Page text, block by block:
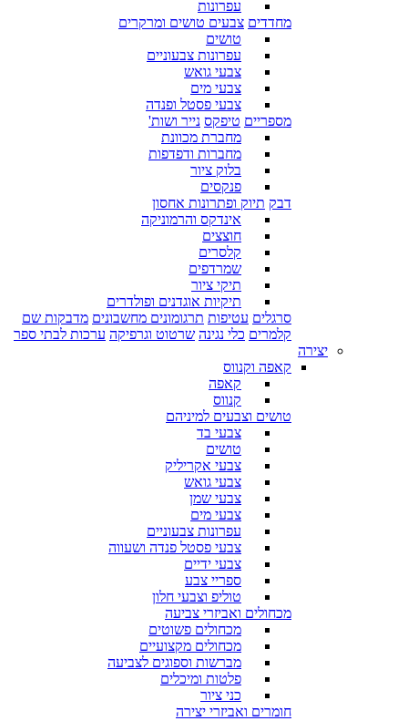
עפרונות
מחדדים צבעים טושים ומרקרים
טושים
עפרונות צבעוניים
צבעי גואש
צבעי מים
צבעי פסטל ופנדה
מספריים טיפקס נייר ושות'
מחברת מכוונת
מחברות ודפדפות
בלוק ציור
פנקסים
דבק תיוק ופתרונות אחסון
אינדקס והרמוניקה
חוצצים
קלסרים
שמרדפים
תיקי ציור
תיקיות אוגדנים ופולדרים
סרגלים עטיפות תרגומונים מחשבונים מדבקות שם
קלמרים כלי נגינה שרטוט וגרפיקה ערכות לבתי ספר
יצירה
קאפה וקנווס
קאפה
קנווס
טושים וצבעים למיניהם
צבעי בד
טושים
צבעי אקריליק
צבעי גואש
צבעי שמן
צבעי מים
עפרונות צבעוניים
צבעי פסטל פנדה ושעווה
צבעי ידיים
ספריי צבע
טוליפ וצבעי חלון
מכחולים ואביזרי צביעה
מכחולים פשוטים
מכחולים מקצועיים
מברשות וספוגים לצביעה
פלטות ומיכלים
כני ציור
חומרים ואביזרי יצירה